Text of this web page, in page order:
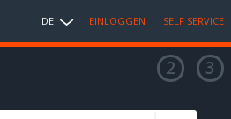
DE EINLOGGEN SELF SERVICE